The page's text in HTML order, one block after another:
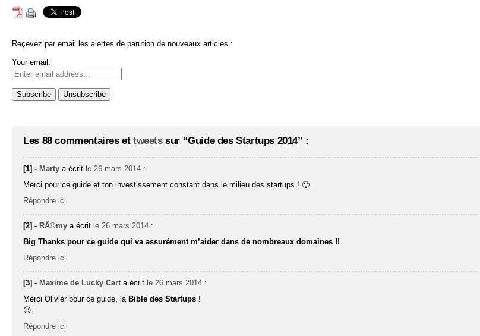
Reçevez par email les alertes de parution de nouveaux articles :
Your email:
Les 88 commentaires et tweetssur “Guide des Startups 2014” :
[1] - Marty a écrit le 26 mars 2014 :
Merci pour ce guide et ton investissement constant dans le milieu des startups ! 🙂
Répondre ici
[2] - RÃ©my a écrit le 26 mars 2014 :
Big Thanks pour ce guide qui va assurément m’aider dans de nombreaux domaines !!
Répondre ici
[3] - Maxime de Lucky Cart a écrit le 26 mars 2014 :
Merci Olivier pour ce guide, laBible des Startups !
😉
Répondre ici